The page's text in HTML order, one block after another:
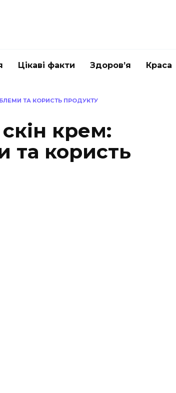
Цікаві факти Здоров’я Краса
ТА КОРИСТЬ ПРОДУКТУ
крем:
та користь